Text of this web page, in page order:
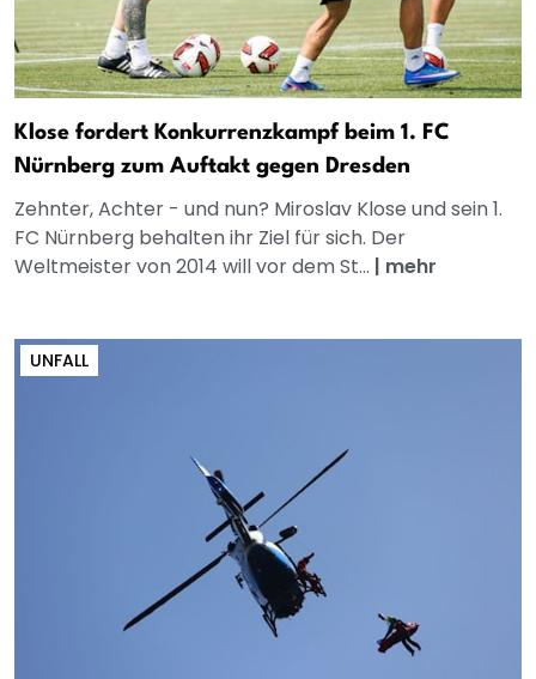
Klose fordert Konkurrenzkampf beim 1. FC
Nürnberg zum Auftakt gegen Dresden
Zehnter, Achter - und nun? Miroslav Klose und sein 1.
FC Nürnberg behalten ihr Ziel für sich. Der
Weltmeister von 2014 will vor dem St... | mehr
UNFALL